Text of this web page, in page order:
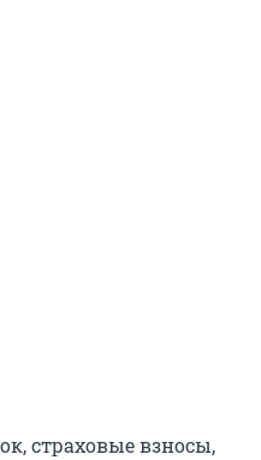
страховые взносы,